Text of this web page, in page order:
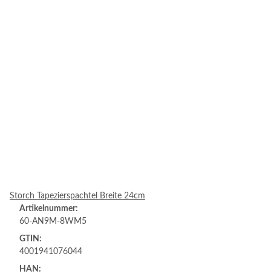
Storch Tapezierspachtel Breite 24cm
Artikelnummer:
60-AN9M-8WM5
GTIN:
4001941076044
HAN: